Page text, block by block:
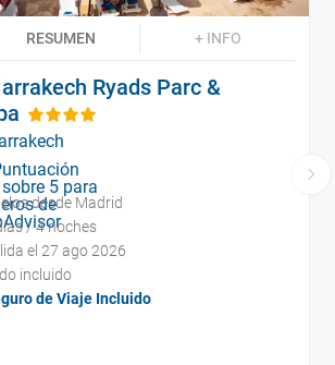
RESUMEN + INFO
Ryads Parc &
desde Madrid
/ 4 noches
el 27 ago 2026
incluido
de Viaje Incluido